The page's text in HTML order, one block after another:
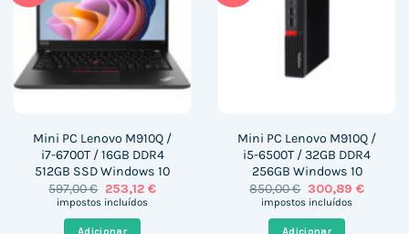
Mini PC Lenovo M910Q /
i7-6700T / 16GB DDR4
512GB SSD Windows 10
597,00€ O
preço
era:
253,12 €O
impostos incluídos
Mini PC Lenovo M910Q /
i5-6500T / 32GB DDR4
256GB Windows 10
850,00€ O
preço
era:
300,89 €O
impostos incluídos